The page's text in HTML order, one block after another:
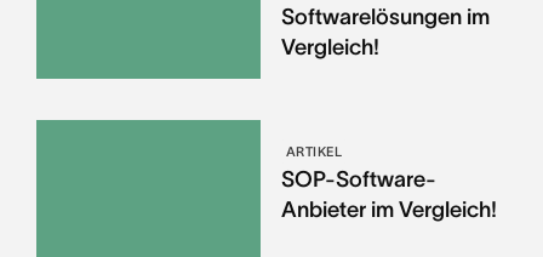
Softwarelösungen im
Vergleich!
ARTIKEL
SOP-Software-
Anbieter im Vergleich!